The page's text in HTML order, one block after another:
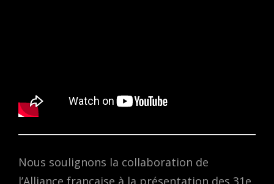
Nous soulignons la collaboration de